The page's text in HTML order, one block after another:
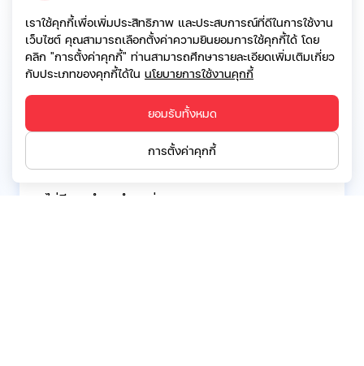
ไชยยศ สอบบัญชี จำกัด
2556 - 2558:
Financial Auditor บริษัท สำนักงาน อีวาย จำกัด
การดำรงตำแหน่งกรรมการ/ผู้บริหารในบริษัทจด
ทะเบียนฯอื่นในปัจจุบัน:
ไม่มีการดำรงตำแหน่ง
เราใช้คุกกี้เพื่อเพิ่มประสิทธิภาพ และประสบการณ์ที่ดีในการใช้งาน
เว็บไซต์ คุณสามารถเลือกตั้งค่าความยินยอมการใช้คุกกี้ได้ โดย
คลิก "การตั้งค่าคุกกี้" ท่านสามารถศึกษารายละเอียดเพิ่มเติมเกี่ยว
กับประเภทของคุกกี้ได้ใน นโยบายการใช้งานคุกกี้
ยอมรับทั้งหมด
การตั้งค่าคุกกี้